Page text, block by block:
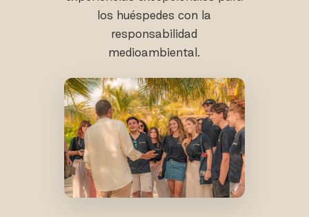
los huéspedes con la
responsabilidad
medioambiental.